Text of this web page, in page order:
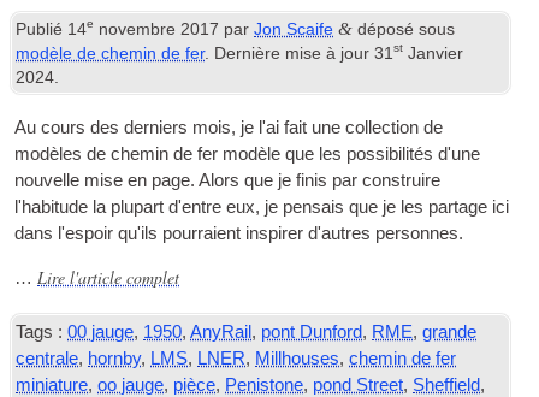
Publié 14e novembre 2017 parJon Scaife & déposé sous
modèle de chemin de fer. Dernière mise à jour31st Janvier
2024.
Au cours des derniers mois, je l'ai fait une collection de
modèles de chemin de fer modèle que les possibilités d'une
nouvelle mise en page. Alors que je finis par construire
l'habitude la plupart d'entre eux, je pensais que je les partage ici
dans l'espoir qu'ils pourraient inspirer d'autres personnes.
… Lire l'article complet
Tags : 00 jauge, 1950,AnyRail , pont Dunford, RME,grande
centrale, hornby, LMS, LNER, Millhouses,chemin de fer
miniature,oo jauge, pièce, Penistone, pond Street, Sheffield,